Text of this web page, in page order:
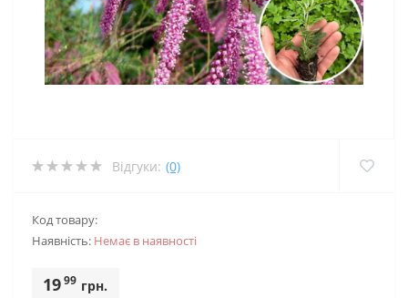
Відгуки: (0)
Код товару:
Наявність: Немає в наявностi
1999 грн.